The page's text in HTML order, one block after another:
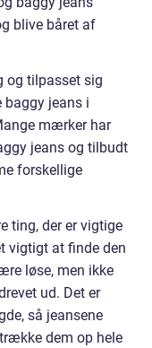
blive båret af
og tilpasset sig
baggy jeans i
mærker har
jeans og tilbudt
forskellige
ting, der er vigtige
vigtigt at finde den
løse, men ikke
ud. Det er
så jeansene
dem op hele